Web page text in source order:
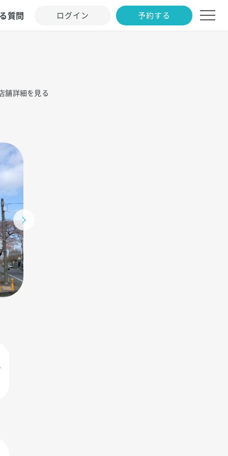
質問 ログイン 予約する
舗詳細を見る